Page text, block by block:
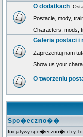
O dodatkach
Postacie, mody,
Characters, mods,
Galeria postaci i
Zaprezentuj nam
Show us your
O tworzeniu
Spo�eczno��
Inicjatywy spo�eczno�ci Icy